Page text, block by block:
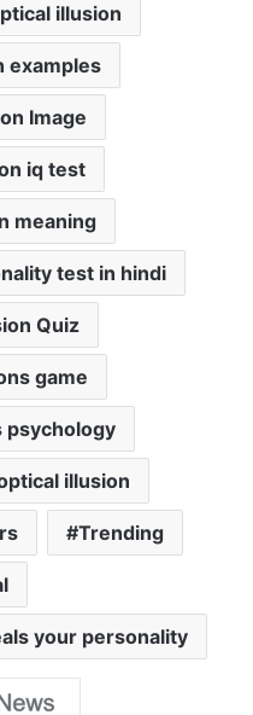
illusion
examples
Image
iq test
meaning
test in hindi
Quiz
game
psychology
illusion
Trending
your personality